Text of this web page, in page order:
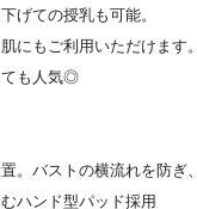
げての授乳も可能。
にもご利用いただけます。
ても人気◎
。バストの横流れを防ぎ
ハンド型パッド採用